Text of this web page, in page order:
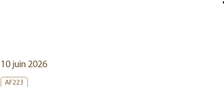
10 juin 2026
AF223